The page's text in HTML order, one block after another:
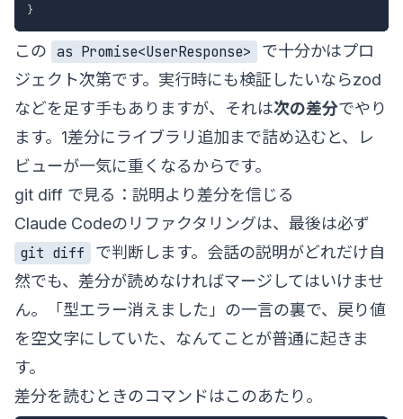
}
この as Promise<UserResponse>
で十分かはプロ
ジェクト次第です。実行時にも検証したいならzod
などを足す手もありますが、それは次の差分でやり
ます。1差分にライブラリ追加まで詰め込むと、レ
ビューが一気に重くなるからです。
git diff で見る：説明より差分を信じる
Claude Codeのリファクタリングは、最後は必ず
git diff
で判断します。会話の説明がどれだけ自
然でも、差分が読めなければマージしてはいけませ
ん。「型エラー消えました」の一言の裏で、戻り値
を空文字にしていた、なんてことが普通に起きま
す。
差分を読むときのコマンドはこのあたり。